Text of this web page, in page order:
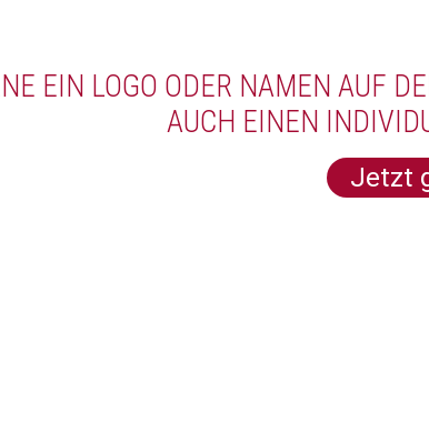
EIN LOGO ODER NAMEN AUF
AUCH EINEN
Jetzt